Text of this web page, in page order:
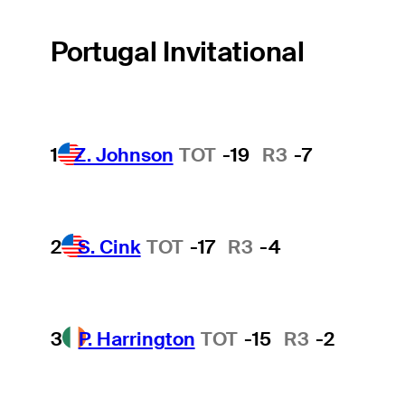
Portugal Invitational
1 Z. Johnson TOT -19 R3 -7
2 S. Cink TOT -17 R3 -4
3 P. Harrington TOT -15 R3 -2